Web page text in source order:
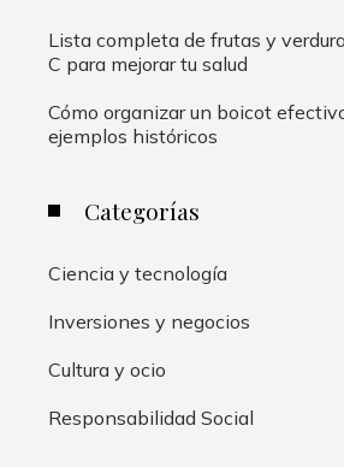
Lista completa de frutas y
C para mejorar tu salud
Cómo organizar un boicot
ejemplos históricos
Categorías
Ciencia y tecnología
Inversiones y negocios
Cultura y ocio
Responsabilidad Social